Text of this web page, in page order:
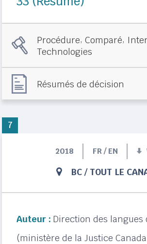
Procédure,Comparé,
Technologies
Résumés de décision
2018 FR / EN
BC / TOUT LE
Auteur : Direction des langues
(ministère de la Justice
7